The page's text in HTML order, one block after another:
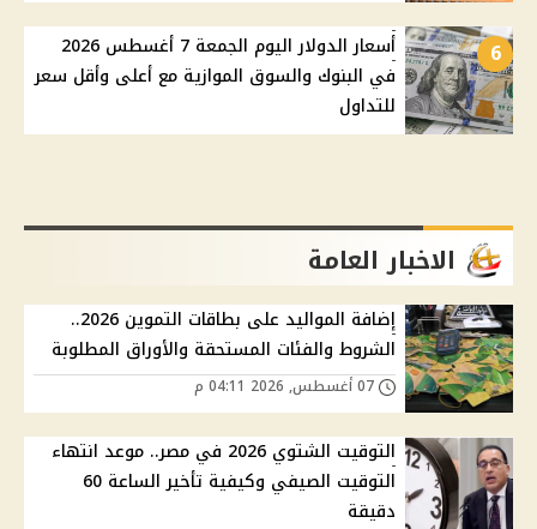
6
أسعار الدولار اليوم الجمعة 7 أغسطس 2026
في البنوك والسوق الموازية مع أعلى وأقل سعر
للتداول
الاخبار العامة
إضافة المواليد على بطاقات التموين 2026..
الشروط والفئات المستحقة والأوراق المطلوبة
التوقيت الشتوي 2026 في مصر.. موعد انتهاء
التوقيت الصيفي وكيفية تأخير الساعة 60
دقيقة